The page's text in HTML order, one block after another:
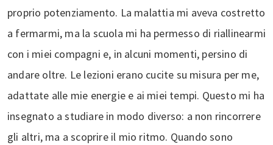
proprio potenziamento. La malattia mi aveva costretto
a fermarmi, ma la scuola mi ha permesso di riallinearmi
con i miei compagni e, in alcuni momenti, persino di
andare oltre. Le lezioni erano cucite su misura per me,
adattate alle mie energie e ai miei tempi. Questo mi ha
insegnato a studiare in modo diverso: a non rincorrere
gli altri, ma a scoprire il mio ritmo. Quando sono